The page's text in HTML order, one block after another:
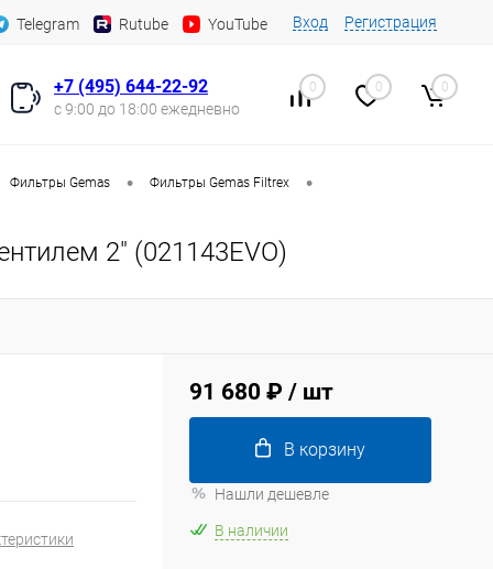
Telegram Rutube YouTube Вход Регистрация
+7 (495) 644-22-92
с 9:00 до 18:00 ежедневно
0 0 0
Фильтры Gemas • Фильтры Gemas Filtrex •
2" (021143EVO)
91 680 ₽ / шт
В корзину
Нашли дешевле
В наличии